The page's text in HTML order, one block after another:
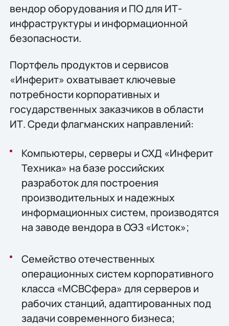
вендор оборудования и ПО для ИТ-
инфраструктуры и информационной
безопасности.
Портфель продуктов и сервисов
«Инферит» охватывает ключевые
потребности корпоративных и
государственных заказчиков в области
ИТ. Среди флагманских направлений:
Компьютеры, серверы и СХД «Инферит
Техника» на базе российских
разработок для построения
производительных и надежных
информационных систем, производятся
на заводе вендора в ОЭЗ «Исток»;
Семейство отечественных
операционных систем корпоративного
класса «МСВСфера» для серверов и
рабочих станций, адаптированных под
задачи современного бизнеса;